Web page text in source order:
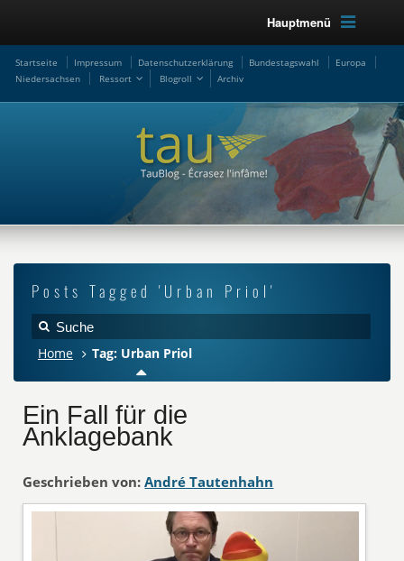
Hauptmenü
Startseite Impressum Datenschutzerklärung Bundestagswahl
Europa
Niedersachsen
Ressort Blogroll Archiv
Posts Tagged 'Urban Priol'
Home Tag: Urban Priol
Ein Fall für die
Anklagebank
Geschrieben von: André Tautenhahn